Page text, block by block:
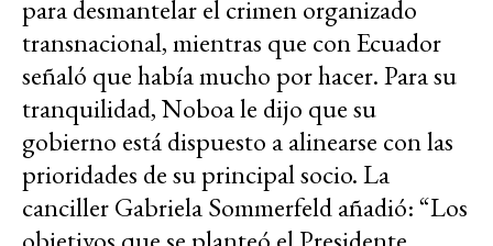
para desmantelar el crimen organizado
transnacional, mientras que con Ecuador
señaló que había mucho por hacer. Para su
tranquilidad, Noboa le dijo que su
gobierno está dispuesto a alinearse con las
prioridades de su principal socio. La
canciller Gabriela Sommerfeld añadió: “Los